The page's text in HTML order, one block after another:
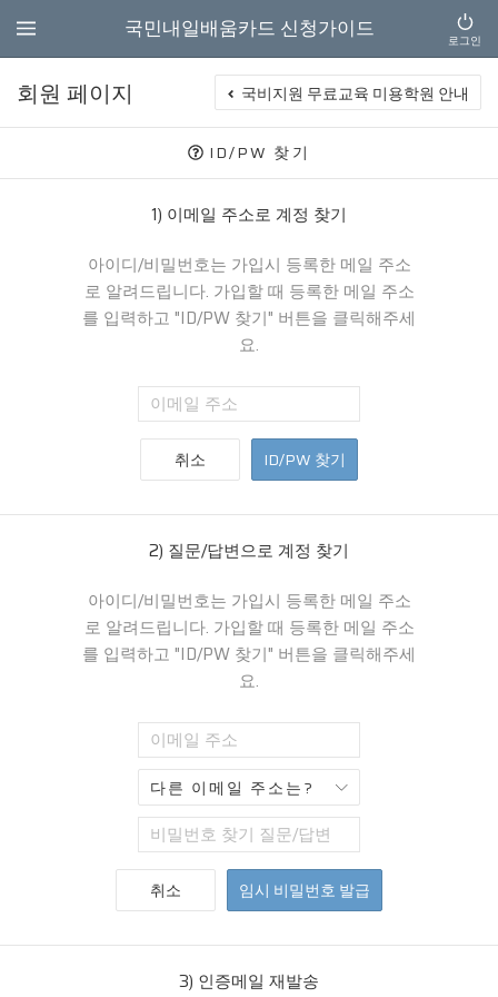
국민내일배움카드 신청가이드 로그인
회원 페이지 국비지원 무료교육 미용학원 안내
ID/PW 찾기
1) 이메일 주소로 계정 찾기
아이디/비밀번호는 가입시 등록한 메일 주소
로 알려드립니다. 가입할 때 등록한 메일 주소
를 입력하고 "ID/PW 찾기" 버튼을 클릭해주세
요.
취소 ID/PW 찾기
2) 질문/답변으로 계정 찾기
아이디/비밀번호는 가입시 등록한 메일 주소
로 알려드립니다. 가입할 때 등록한 메일 주소
를 입력하고 "ID/PW 찾기" 버튼을 클릭해주세
요.
취소 임시 비밀번호 발급
3) 인증메일 재발송